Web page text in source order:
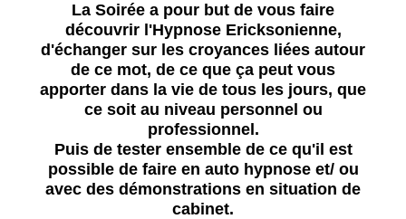
La Soirée a pour but de vous faire
découvrir l'Hypnose Ericksonienne,
d'échanger sur les croyances liées autour
de ce mot, de ce que ça peut vous
apporter dans la vie de tous les jours, que
ce soit au niveau personnel ou
professionnel.
Puis de tester ensemble de ce qu'il est
possible de faire en auto hypnose et/ ou
avec des démonstrations en situation de
cabinet.